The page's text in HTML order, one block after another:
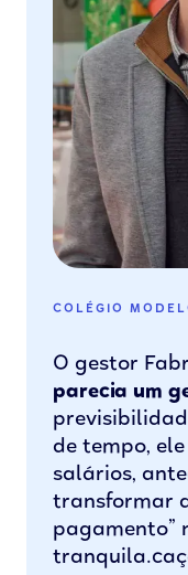
COLÉGIO
O gestor
parecia um
de tempo,
salários,
transformar
pagamento”